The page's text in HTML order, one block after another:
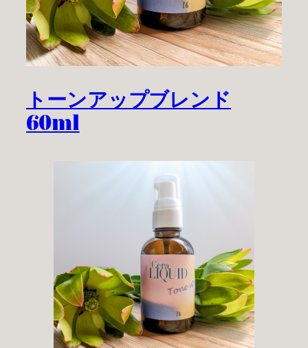
トーンアップブレンド
60ml